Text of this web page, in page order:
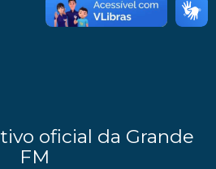
oficial da Grande
FM